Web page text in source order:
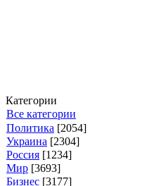
Категории
Все категории
Политика [2054]
Украина [2304]
Россия [1234]
Мир [3693]
Бизнес [3177]